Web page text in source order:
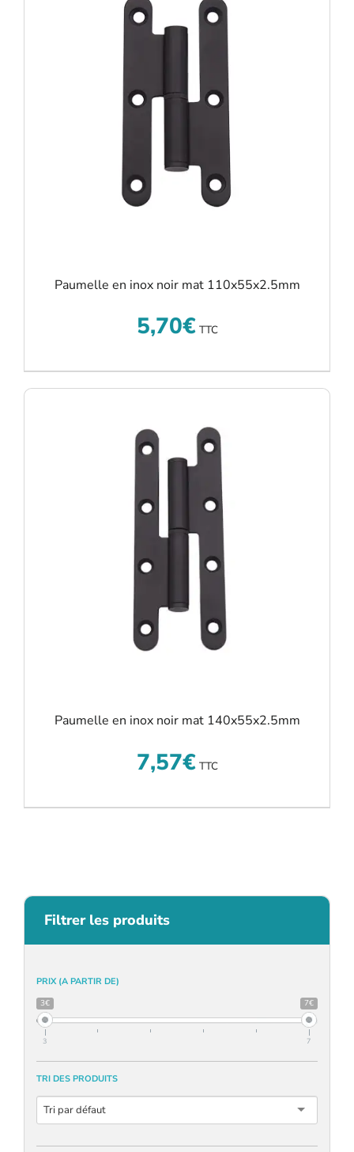
Paumelle en inox noir mat 110x55x2.5mm
5,70€ TTC
Paumelle en inox noir mat 140x55x2.5mm
7,57€ TTC
Filtrer les produits
PRIX (A PARTIR DE)
3€ 7€
3 7
TRI DES PRODUITS
Tri par défaut